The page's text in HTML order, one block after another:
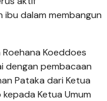
ibu dalam membangun
Koeddoes
dengan pembacaan
Pataka dari Ketua
kepada Ketua Umum